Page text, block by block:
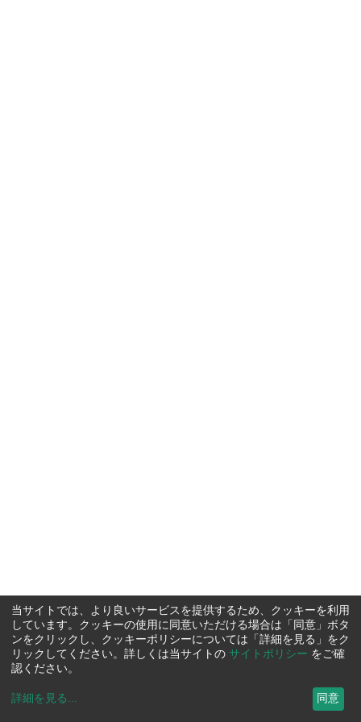
当サイトでは、より良いサービスを提供するため、クッキーを利用
しています。クッキーの使用に同意いただける場合は「同意」ボタ
ンをクリックし、クッキーポリシーについては「詳細を見る」をク
リックしてください。詳しくは当サイトの サイトポリシー をご確
認ください。
詳細を見る ... 同意